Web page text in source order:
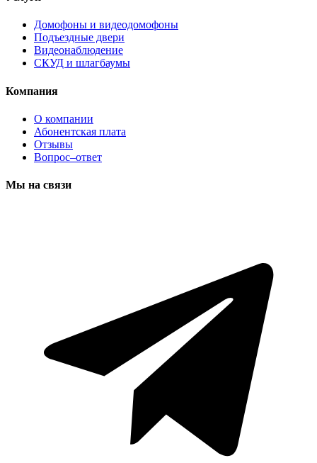
Домофоны и видеодомофоны
Подъездные двери
Видеонаблюдение
СКУД и шлагбаумы
Компания
О компании
Абонентская плата
Отзывы
Вопрос–ответ
Мы на связи